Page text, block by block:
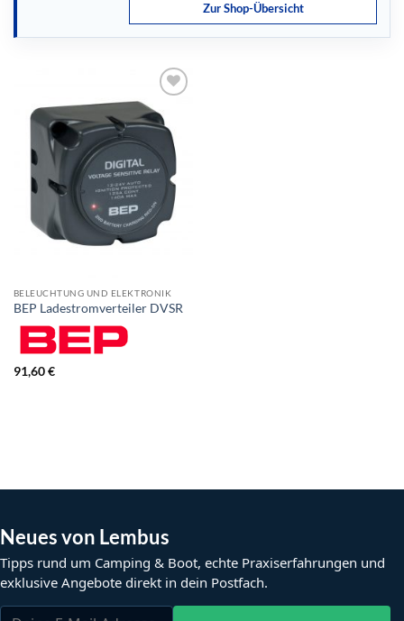
Zur Shop-Übersicht
BELEUCHTUNG UND ELEKTRONIK
BEP Ladestromverteiler DVSR
91,60€
Neues von Lembus
Tipps rund um Camping & Boot, echte Praxiserfahrungen und
exklusive Angebote direkt in dein Postfach.